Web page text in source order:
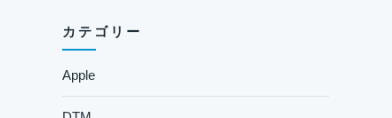
カテゴリー
Apple